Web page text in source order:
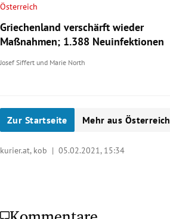
Österreich
Griechenland verschärft wieder
Maßnahmen; 1.388 Neuinfektionen
Josef Siffert und Marie North
Zur Startseite Mehr aus Österreich
kurier.at, kob | 05.02.2021, 15:34